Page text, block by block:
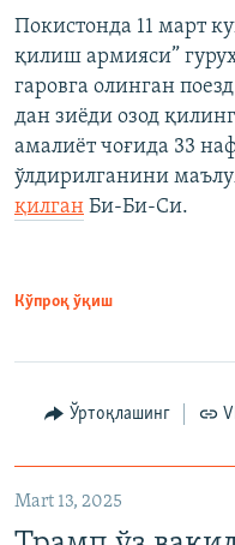
Покистонда 11 март
қилиш армияси”
гаровга олинган
дан зиёди озод
амалиёт чоғида 33
ўлдирилганини
қилган Би-Би-Си.
Кўпроқ ўқиш
Ўртоқлашинг
Mart 13, 2025